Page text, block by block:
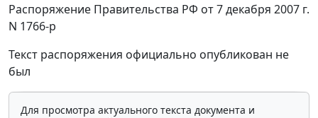
Распоряжение Правительства РФ от 7 декабря 2007 г.
N 1766-р
Текст распоряжения официально опубликован не
был
Для просмотра актуального текста документа и